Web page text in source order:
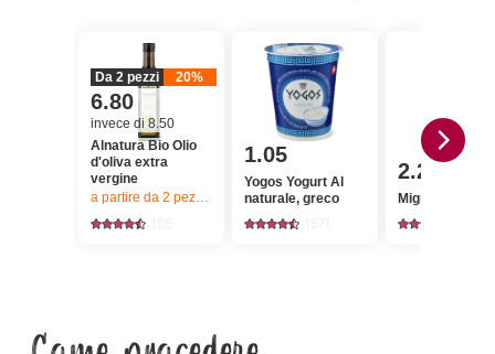
Da 2 pezzi 20%
6.80
invece di 8.50
Alnatura Bio Olio
d'oliva extra
vergine
a partire da 2 pezzi, Offerta valida solo dal 6.8 al 12.8.2026, fino a
1.05
Yogos Yogurt Al
naturale, greco
2.20
Migros Basilico